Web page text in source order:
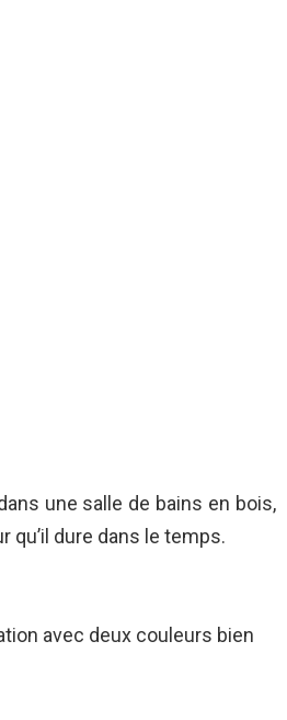
une salle de bains en bois,
qu’il dure dans le temps.
avec deux couleurs bien